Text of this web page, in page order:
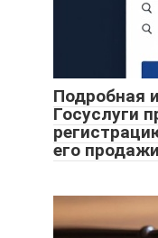
Подробная
Госуслуги
его